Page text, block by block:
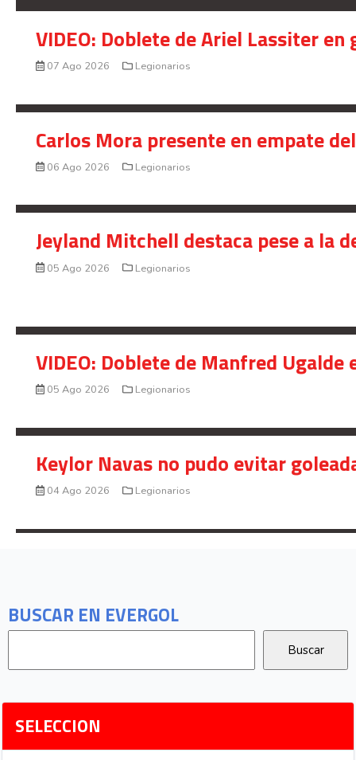
BUSCAR EN EVERGOL
SELECCION
VIDEO: Doblete de Ariel Lassiter
07 Ago 2026 Legionarios
Carlos Mora presente en empate
06 Ago 2026 Legionarios
Jeyland Mitchell destaca pese a la
05 Ago 2026 Legionarios
VIDEO: Doblete de Manfred
05 Ago 2026 Legionarios
Keylor Navas no pudo evitar
04 Ago 2026 Legionarios